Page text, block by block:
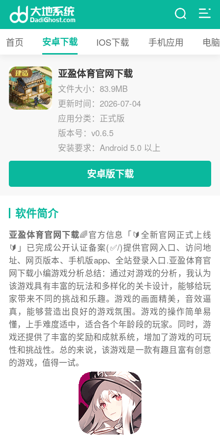
首页 安卓下载 IOS下载 手机应用 电
亚盈体育官网下载
文件大小：83.9MB
更新时间：2026-07-04
应用分类：正式版
版本号：v0.6.5
安装要求：Android 5.0 以上
安卓版下载
软件简介
亚盈体育官网下载🌈官方信息「🔰全新官网正式上线
🔰」已完成公开认证备案(✅/)提供官网入口、访问地
址、网页版本、手机版app、全站登录入口.亚盈体育官
网下载小编游戏分析总结：通过对游戏的分析，我认为
该游戏具有丰富的玩法和多样化的关卡设计，能够给玩
家带来不同的挑战和乐趣。游戏的画面精美，音效逼
真，能够营造出良好的游戏氛围。游戏的操作简单易
懂，上手难度适中，适合各个年龄段的玩家。同时，游
戏还提供了丰富的奖励和成就系统，增加了游戏的可玩
性和挑战性。总的来说，该游戏是一款有趣且富有创意
的游戏，值得一试。